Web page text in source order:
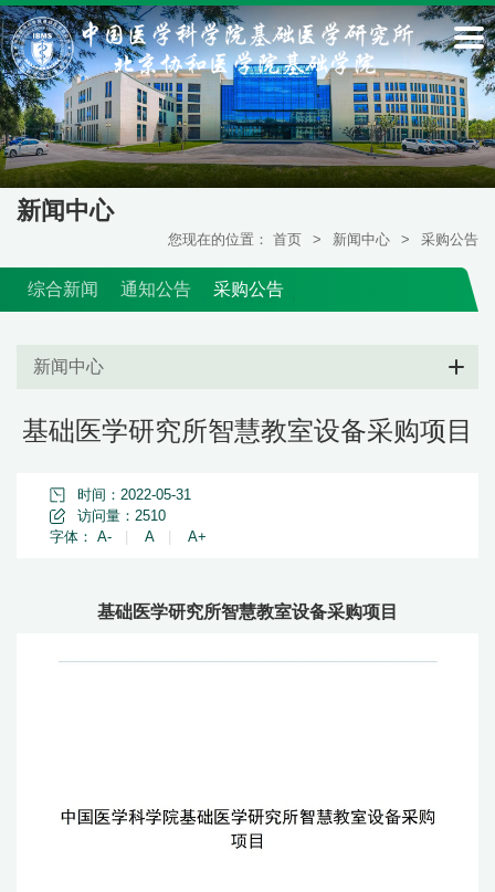
新闻中心
您现在的位置： 首页 > 新闻中心 > 采购公告
综合新闻 通知公告 采购公告
新闻中心
基础医学研究所智慧教室设备采购项目
时间：2022-05-31
访问量： 2510
字体： A- A A+
基础医学研究所智慧教室设备采购项目